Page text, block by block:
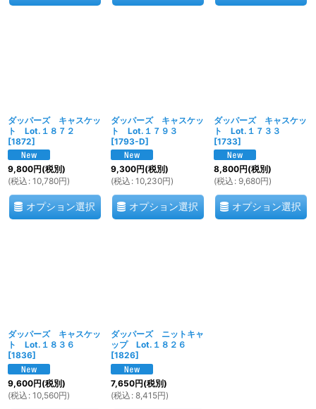
ダッパーズ キャスケッ
ト Lot.１８７２
[1872]
9,800円(税別)
(税込 : 10,780円)
オプション選択
ダッパーズ キャスケッ
ト Lot.１７９３
[1793-D]
9,300円(税別)
(税込 : 10,230円)
オプション選択
ダッパーズ キャスケッ
ト Lot.１７３３
[1733]
8,800円(税別)
(税込 : 9,680円)
オプション選択
ダッパーズ キャスケッ
ト Lot.１８３６
[1836]
9,600円(税別)
(税込 : 10,560円)
ダッパーズ ニットキャ
ップ Lot.１８２６
[1826]
7,650円(税別)
(税込 : 8,415円)